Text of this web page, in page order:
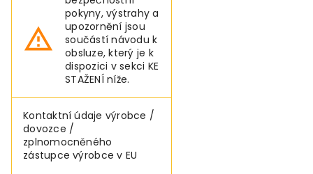
pokyny, výstrahy a
upozornění jsou
součástí návodu k
obsluze, který je k
dispozici v sekci KE
STAŽENÍ níže.
Kontaktní údaje výrobce /
dovozce /
zplnomocněného
zástupce výrobce v EU